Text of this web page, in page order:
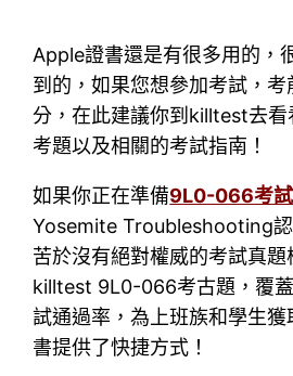
Apple證書還是有很多用的，
到的，如果您想參加考試，
分，在此建議你到killtest去看
考題以及相關的考試指南！
如果你正在準備9L0-066考試
Yosemite Troubleshooting
苦於沒有絕對權威的考試真
killtest 9L0-066考古題，覆
試通過率，為上班族和學生
書提供了快捷方式！